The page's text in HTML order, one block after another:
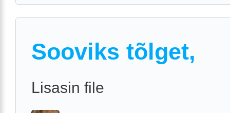
Sooviks tõlget,
Lisasin file